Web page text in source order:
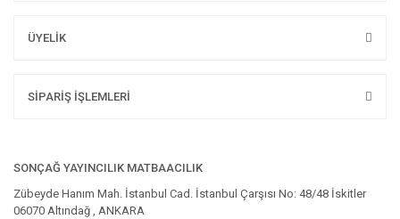
ÜYELİK
SİPARİŞ İŞLEMLERİ
SONÇAĞ YAYINCILIK MATBAACILIK
Zübeyde Hanım Mah. İstanbul Cad. İstanbul Çarşısı No: 48/48 İskitler
06070 Altındağ , ANKARA